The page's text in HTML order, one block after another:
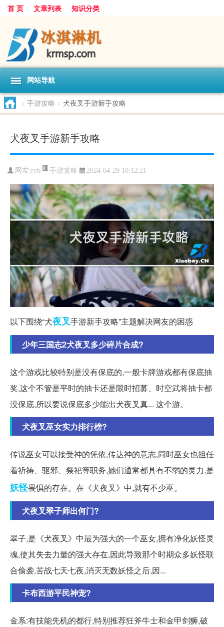
首 页 文章列表 知识分类
网站导航
> 手游攻略 > 犬夜叉手游新手攻略
犬夜叉手游新手攻略
网友:ryb 手游攻略 2024-04-29 10:12:21
以下围绕“犬夜叉手游新手攻略”主题解决网友的困惑
少年三国志2犬夜叉多少碎片合成?
这个游戏比较特别是没有保底的,一般卡牌游戏都有保底抽
奖,这个不管是平时的抽卡还是限时招募、时空武将抽卡都
没保底,所以要说保底多少能出犬夜叉真... 这个游。
犬夜叉巫女实力排行榜?
传说巫女可以接受神的凭依,传达神的意志,同时巫女也担任
着祈祷、驱邪、祭祀等职务,她们通常都具有不弱的灵力,是
妖怪畏惧的存在。在《犬夜叉》中,就有不少巫。
犬夜叉翠子师出何门?
翠子,是《犬夜叉》中最为强大的一个巫女,拥有净化妖怪灵
魂,使其失去力量的强大存在,因此导致那个时期众多妖怪联
合偷袭,苦战七天七夜,消灭无数妖怪之后,因...
卡布西游平民神宠?
金系:有技能先机的都行,特别推荐狂斧牛士和金甲剑狮,破